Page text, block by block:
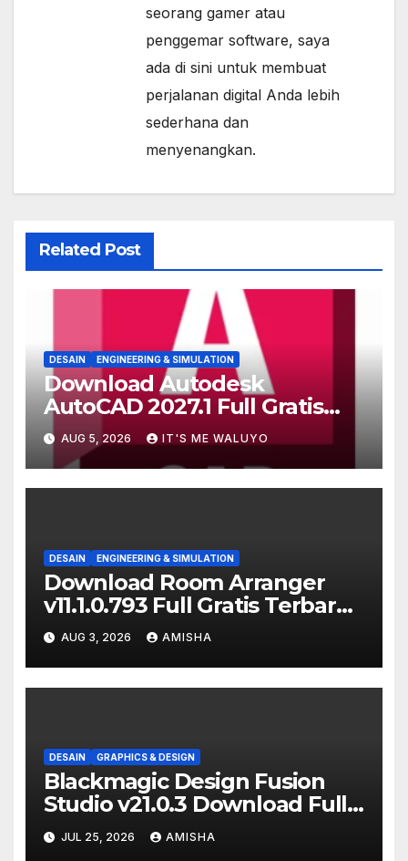
seorang gamer atau
penggemar software, saya
ada di sini untuk membuat
perjalanan digital Anda lebih
sederhana dan
menyenangkan.
Related Post
DESAIN ENGINEERING & SIMULATION
Download Autodesk
AutoCAD 2027.1 Full Gratis
Terbaru Version
AUG 5, 2026 IT'S ME WALUYO
DESAIN ENGINEERING & SIMULATION
Download Room Arranger
v11.1.0.793 Full Gratis Terbaru
Version
AUG 3, 2026 AMISHA
DESAIN GRAPHICS & DESIGN
Blackmagic Design Fusion
Studio v21.0.3 Download Full
Terbaru Version
JUL 25, 2026 AMISHA